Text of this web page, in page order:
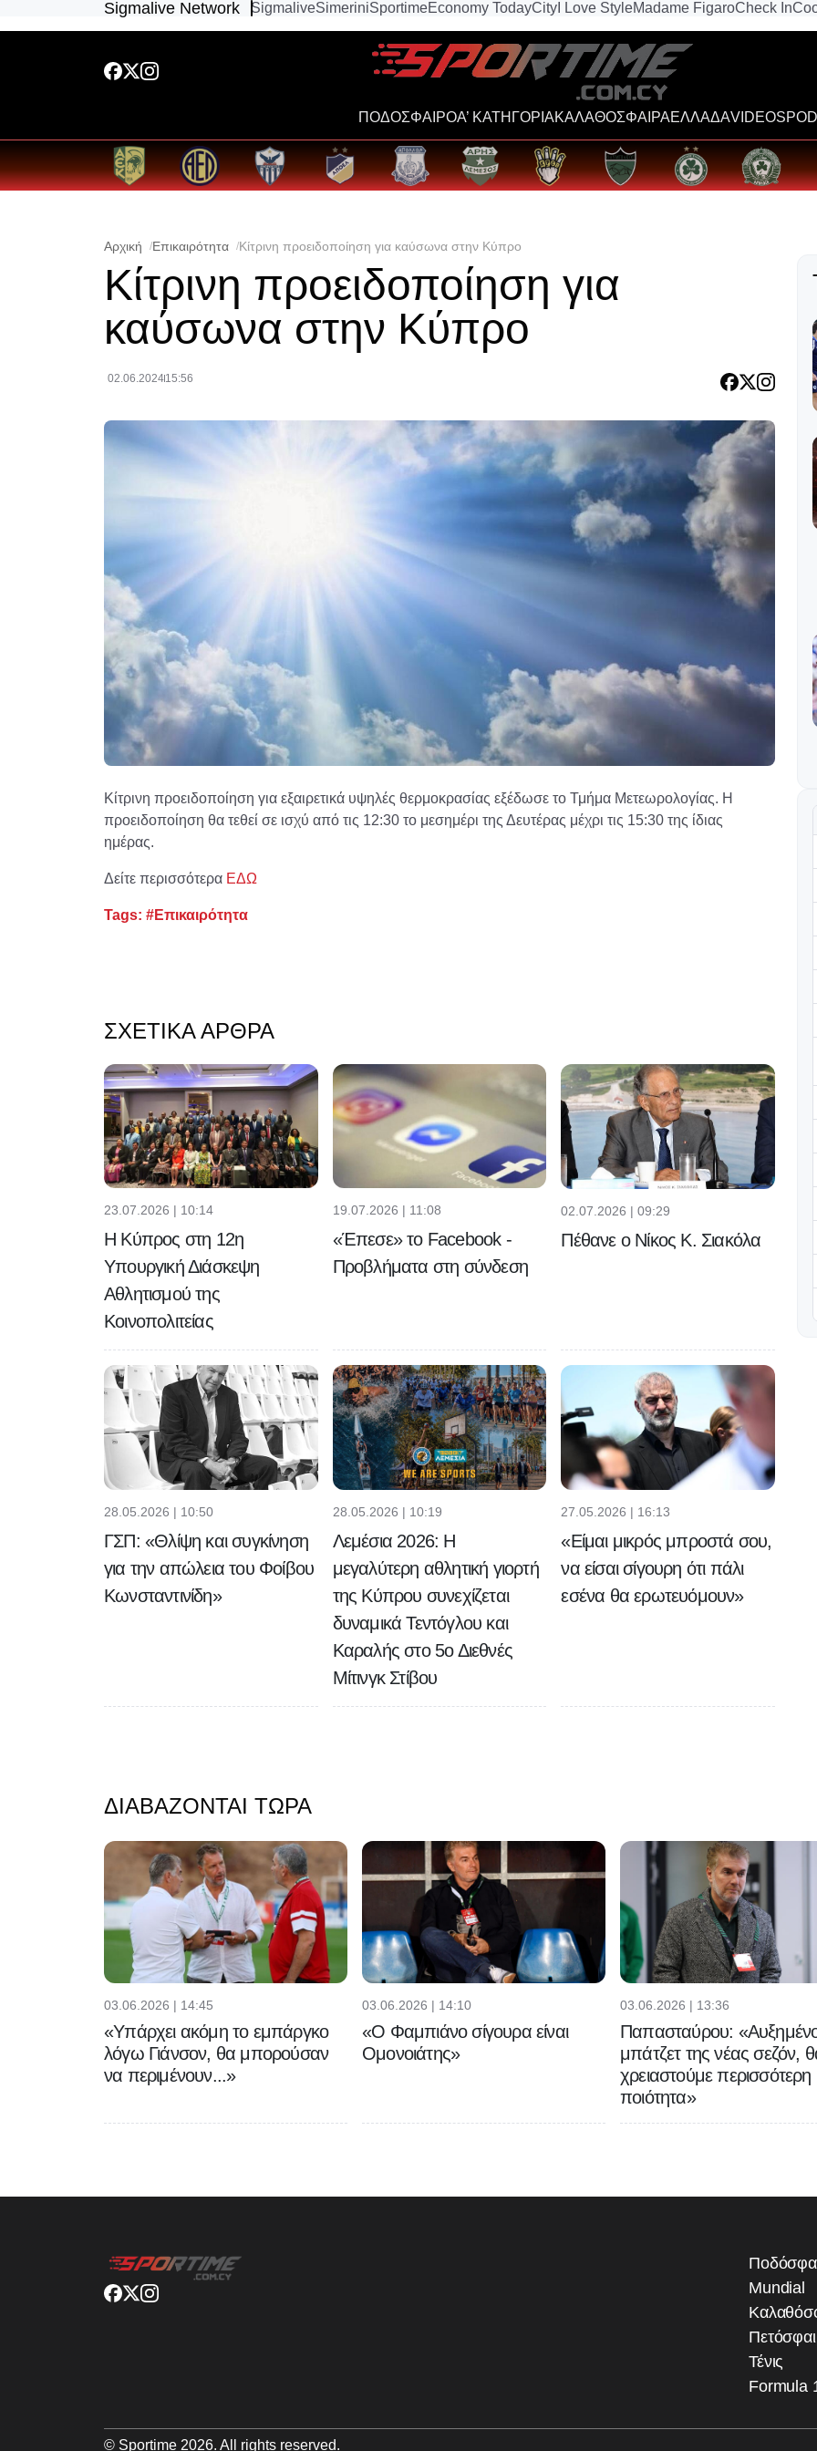
Sigmalive Network SigmaliveSimeriniSportimeEconomy TodayCity I Love StyleMadame FigaroCheck In
ΠΟΔΟΣΦΑΙΡΟΑ’ ΚΑΤΗΓΟΡΙΑΚΑΛΑΘΟΣΦΑΙΡΑΕΛΛΑΔΑVIDEOS
Αρχική Επικαιρότητα Κίτρινη προειδοποίηση για καύσωνα στην Κύπρο
Κίτρινη προειδοποίηση για
καύσωνα στην Κύπρο
02.06.202415:56
Κίτρινη προειδοποίηση για εξαιρετικά υψηλές θερμοκρασίας εξέδωσε το Τμήμα Μετεωρολογίας. Η
προειδοποίηση θα τεθεί σε ισχύ από τις 12:30 το μεσημέρι της Δευτέρας μέχρι τις 15:30 της ίδιας
ημέρας.
Δείτε περισσότερα ΕΔΩ
Tags: #Επικαιρότητα
ΣΧΕΤΙΚΆ ΆΡΘΡΑ
23.07.2026 | 10:14
Η Κύπρος στη 12η
Υπουργική Διάσκεψη
Αθλητισμού της
Κοινοπολιτείας
19.07.2026 | 11:08
«Έπεσε» το Facebook -
Προβλήματα στη σύνδεση
02.07.2026 | 09:29
Πέθανε ο Νίκος Κ. Σιακόλα
28.05.2026 | 10:50
ΓΣΠ: «Θλίψη και συγκίνηση
για την απώλεια του Φοίβου
Κωνσταντινίδη»
28.05.2026 | 10:19
Λεμέσια 2026: Η
μεγαλύτερη αθλητική γιορτή
της Κύπρου συνεχίζεται
δυναμικά Τεντόγλου και
Καραλής στο 5ο Διεθνές
Μίτινγκ Στίβου
27.05.2026 | 16:13
«Eίμαι μικρός μπροστά σου,
να είσαι σίγουρη ότι πάλι
εσένα θα ερωτευόμουν»
ΔΙΑΒΆΖΟΝΤΑΙ ΤΏΡΑ
03.06.2026 | 14:45
«Υπάρχει ακόμη το εμπάργκο
λόγω Γιάνσον, θα μπορούσαν
να περιμένουν...»
03.06.2026 | 14:10
«Ο Φαμπιάνο σίγουρα είναι
Ομονοιάτης»
03.06.2026 | 13:36
Παπασταύρου:
μπάτζετ της νέας σεζόν,
χρειαστούμε περισσότερη
ποιότητα»
Mundial
Τένις
Formula
© Sportime 2026. All rights reserved.